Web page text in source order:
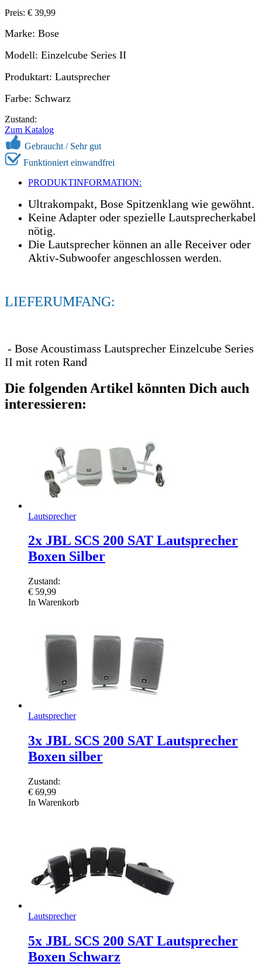
Preis: € 39,99
Marke: Bose
Modell: Einzelcube Series II
Produktart: Lautsprecher
Farbe: Schwarz
Zustand:
Zum Katalog
Gebraucht / Sehr gut
Funktioniert einwandfrei
PRODUKTINFORMATION:
Ultrakompakt, Bose Spitzenklang wie gewöhnt.
Keine Adapter oder spezielle Lautsprecherkabel
nötig.
Die Lautsprecher können an alle Receiver oder
Aktiv-Subwoofer angeschlossen werden.
LIEFERUMFANG:
- Bose Acoustimass Lautsprecher Einzelcube Series
II mit roten Rand
Die folgenden Artikel könnten Dich auch
interessieren:
Lautsprecher
2x JBL SCS 200 SAT Lautsprecher
Boxen Silber
Zustand:
€ 59,99
In Warenkorb
Lautsprecher
3x JBL SCS 200 SAT Lautsprecher
Boxen silber
Zustand:
€ 69,99
In Warenkorb
Lautsprecher
5x JBL SCS 200 SAT Lautsprecher
Boxen Schwarz